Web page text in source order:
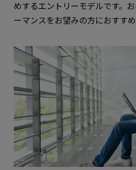
めするエントリーモデルです。
ーマンスをお望みの方におすすめ